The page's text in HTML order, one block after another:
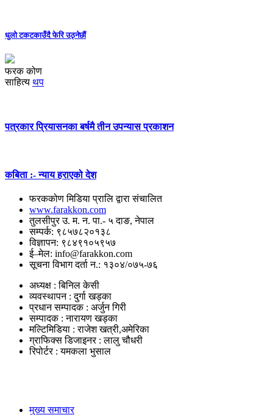
धुलो टकटकाउँदै फेरि उठ्नेछौं
फरक कोण
साहित्य थप
पत्रकार प्रियासनका बर्षमै तीन उपन्यास प्रकाशन
कबिता :- न्याय हराएको देश
फरककोण मिडिया प्रालि द्वारा संचालित
www.farakkon.com
तुलसीपुर उ. म. न. पा.- ५ दाङ, नेपाल
सम्पर्क: ९८५७८२०१३८
विज्ञापन: ९८४९१०५९५७
ई–मेल: info@farakkon.com
सूचना विभाग दर्ता न.: १३०४/०७५-७६
अध्यक्ष : बिनिल केसी
व्यवस्थापन : दुर्गा खड्का
प्रधान सम्पादक : अर्जुन गिरी
सम्पादक : नारायण खड्का
मल्टिमिडिया : राजेश खत्री,अमेरिका
ग्राफिक्स डिजाइनर : लालु चौधरी
रिपोर्टर : यमकला भुसाल
मुख्य समाचार